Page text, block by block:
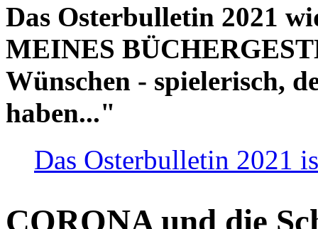
Das Osterbulletin 2021
MEINES
Wünschen - spielerisch,
haben..."
Das Osterbulletin 2021
CORONA und die